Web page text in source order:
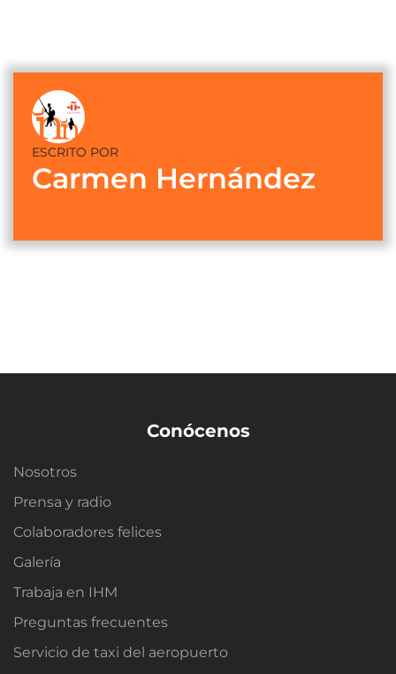
ESCRITO POR
Carmen Hernández
Conócenos
Nosotros
Prensa y radio
Colaboradores felices
Galería
Trabaja en IHM
Preguntas frecuentes
Servicio de taxi del aeropuerto